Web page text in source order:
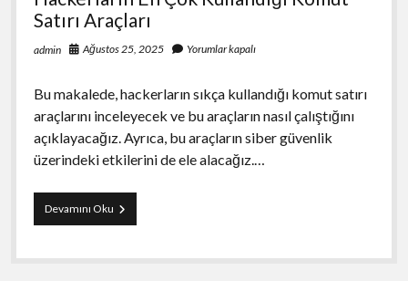
Satırı Araçları
admin Ağustos 25, 2025 Yorumlar kapalı
Bu makalede, hackerların sıkça kullandığı komut satırı
araçlarını inceleyecek ve bu araçların nasıl çalıştığını
açıklayacağız. Ayrıca, bu araçların siber güvenlik
üzerindeki etkilerini de ele alacağız.…
Devamını OkuHackerların
En
Kullandığı